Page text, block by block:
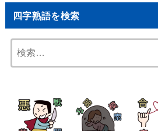
四字熟語を検索
索: